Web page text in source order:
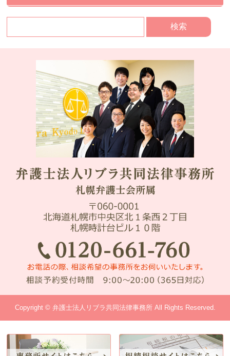
Copyright © 弁護士法人リブラ共同法律事務所 All Rights Reserved.